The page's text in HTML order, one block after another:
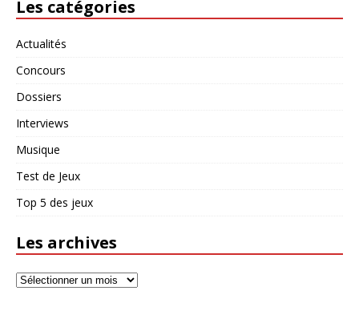
Les catégories
Actualités
Concours
Dossiers
Interviews
Musique
Test de Jeux
Top 5 des jeux
Les archives